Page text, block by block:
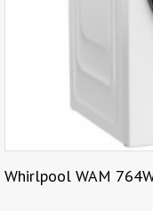
Whirlpool WAM